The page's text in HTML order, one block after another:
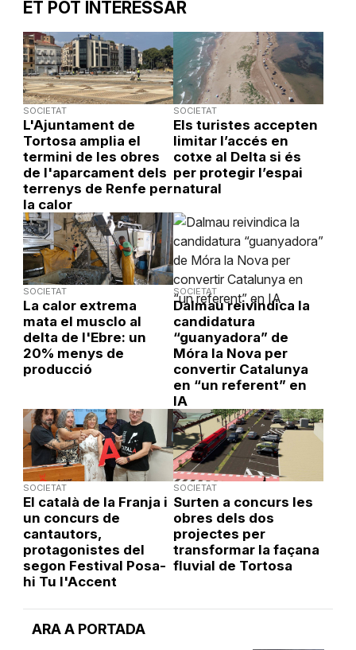
ARA A PORTADA
ET POT INTERESSAR
SOCIETAT
L'Ajuntament de
Tortosa amplia el
termini de les obres
de l'aparcament dels
terrenys de Renfe per
la calor
SOCIETAT
Els turistes accepten
limitar l’accés en
cotxe al Delta si és
per protegir l’espai
natural
SOCIETAT
La calor extrema
mata el musclo al
delta de l'Ebre: un
20% menys de
producció
SOCIETAT
Dalmau reivindica la
candidatura
“guanyadora” de
Móra la Nova per
convertir Catalunya
en “un referent” en
IA
SOCIETAT
El català de la Franja i
un concurs de
cantautors,
protagonistes del
segon Festival Posa-
hi Tu l'Accent
SOCIETAT
Surten a concurs les
obres dels dos
projectes per
transformar la façana
fluvial de Tortosa